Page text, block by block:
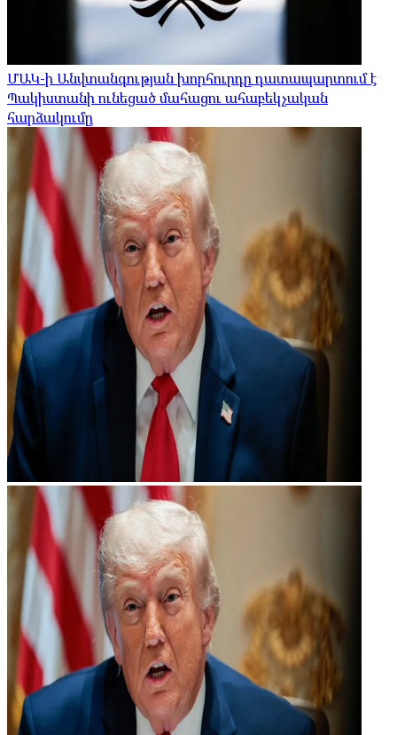
ՄԱԿ-ի Անվտանգության խորհուրդը դատապարտում է
Պակիստանի ունեցած մահացու ահաբեկչական
հարձակումը